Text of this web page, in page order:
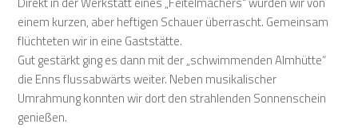
einem kurzen, aber heftigen Schauer überrascht. Gemeinsam
flüchteten wir in eine Gaststätte.
Gut gestärkt ging es dann mit der „schwimmenden Almhütte“
die Enns flussabwärts weiter. Neben musikalischer
Umrahmung konnten wir dort den strahlenden Sonnenschein
genießen.